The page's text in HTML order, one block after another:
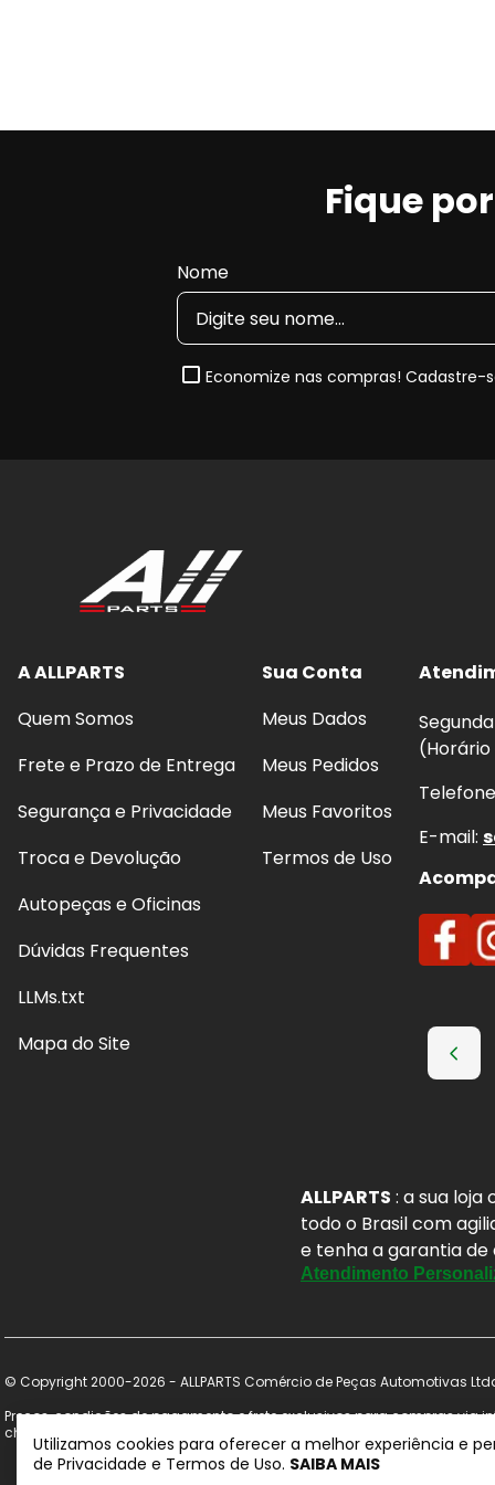
Fique
Nome
Economize nas compras! Cadastre-
A ALLPARTS
Quem Somos
Frete e Prazo de Entrega
Segurança e Privacidade
Troca e Devolução
Autopeças e Oficinas
Dúvidas Frequentes
LLMs.txt
Mapa do Site
Sua Conta
Meus Dados
Meus Pedidos
Meus Favoritos
Termos de Uso
E-mail:
ALLPARTS : a sua
todo o Brasil com
e tenha a garantia de
Atendimento
© Copyright 2000-2026 - ALLPARTS Comércio de Peças Automotivas
Preços, condições de pagamento e frete exclusivos para compras via
checkout. Certifique-se de revisar o seu carrinho para obter o preço
Utilizamos cookies para oferecer a melhor experiência e
de Privacidade e Termos de Uso. SAIBA MAIS